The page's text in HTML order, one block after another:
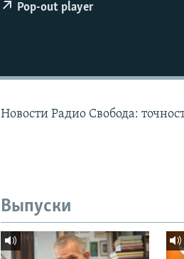
Pop-out player
Новости Радио Свобода:
Выпуски